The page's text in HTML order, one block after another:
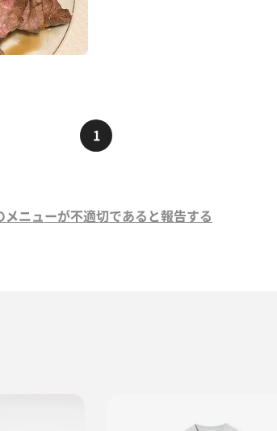
1
メニューが不適切であると報告する